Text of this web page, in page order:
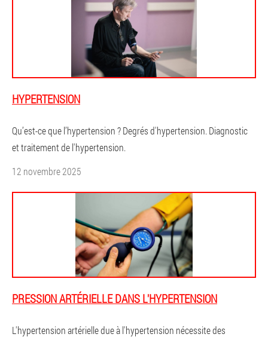
HYPERTENSION
Qu’est-ce que l’hypertension ? Degrés d'hypertension. Diagnostic
et traitement de l'hypertension.
12 novembre 2025
PRESSION ARTÉRIELLE DANS L'HYPERTENSION
L'hypertension artérielle due à l'hypertension nécessite des